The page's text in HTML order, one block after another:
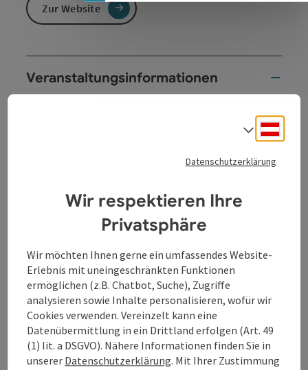
Veranstaltungsinformationen
Im Feuerring des ewigen Lebens dreht sich Simbas
Geschichte, begleiet von seiner Freundin Nala, den
weisen Affen Rafiki und ...dieses weltbekannte Walt-
Dauer - ca. 55 Minuten
Kontakt
Veranstaltungstermin/e
Zur Website
Datenschutzerklärung
Wir respektieren Ihre
Privatsphäre
Wir möchten Ihnen gerne ein umfassendes Website-
Erlebnis mit uneingeschränkten Funktionen
ermöglichen (z.B. Chatbot, Suche), Zugriffe
analysieren sowie Inhalte personalisieren, wofür wir
Cookies verwenden. Vereinzelt kann eine
Datenübermittlung in ein Drittland erfolgen (Art. 49
(1) lit. a DSGVO). Nähere Informationen finden Sie in
unserer Datenschutzerklärung. Mit Ihrer Zustimmung